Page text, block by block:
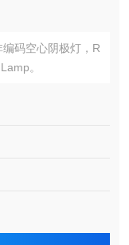
码空心阴极灯，R
。